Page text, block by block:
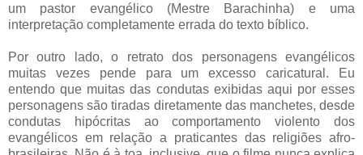
um pastor evangélico (Mestre Barachinha) e uma
interpretação completamente errada do texto bíblico.
Por outro lado, o retrato dos personagens evangélicos
muitas vezes pende para um excesso caricatural. Eu
entendo que muitas das condutas exibidas aqui por esses
personagens são tiradas diretamente das manchetes, desde
condutas hipócritas ao comportamento violento dos
evangélicos em relação a praticantes das religiões afro-